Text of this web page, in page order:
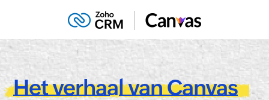
Het verhaal van Canvas